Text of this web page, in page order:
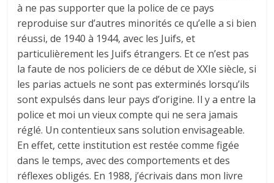
à ne pas supporter que la police de ce pays
reproduise sur d’autres minorités ce qu’elle a si bien
réussi, de 1940 à 1944, avec les Juifs, et
particulièrement les Juifs étrangers. Et ce n’est pas
la faute de nos policiers de ce début de XXIe siècle, si
les parias actuels ne sont pas exterminés lorsqu’ils
sont expulsés dans leur pays d’origine. Il y a entre la
police et moi un vieux compte qui ne sera jamais
réglé. Un contentieux sans solution envisageable.
En effet, cette institution est restée comme figée
dans le temps, avec des comportements et des
réflexes obligés. En 1988, j’écrivais dans mon livre